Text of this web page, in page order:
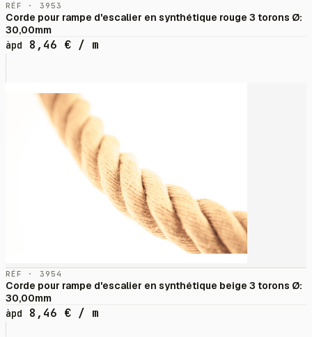
RÉF · 3953
Corde pour rampe d'escalier en synthétique rouge 3 torons Ø:
30,00mm
àpd
8,46 € / m
RÉF · 3954
Corde pour rampe d'escalier en synthétique beige 3 torons Ø:
30,00mm
àpd
8,46 € / m